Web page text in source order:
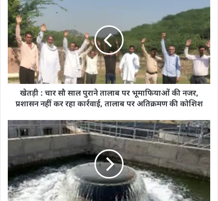
खेतड़ी : चार सौ साल पुराने तालाब पर भूमाफियाओं की नजर,
प्रशासन नहीं कर रहा कार्रवाई, तालाब पर अतिक्रमण की कोशिश